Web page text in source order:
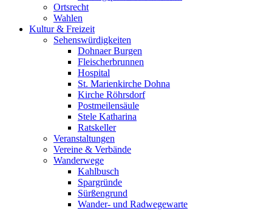
Ortsrecht
Wahlen
Kultur & Freizeit
Sehenswürdigkeiten
Dohnaer Burgen
Fleischerbrunnen
Hospital
St. Marienkirche Dohna
Kirche Röhrsdorf
Postmeilensäule
Stele Katharina
Ratskeller
Veranstaltungen
Vereine & Verbände
Wanderwege
Kahlbusch
Spargründe
Sürßengrund
Wander- und Radwegewarte